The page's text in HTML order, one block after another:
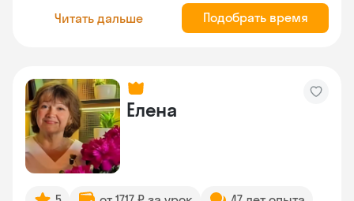
Читать дальше Подобрать время
Елена